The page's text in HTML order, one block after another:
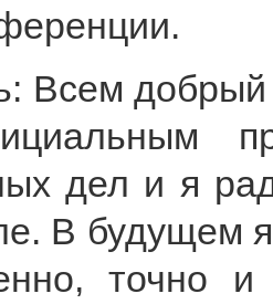
Всем
дел и я
В будущем
точно